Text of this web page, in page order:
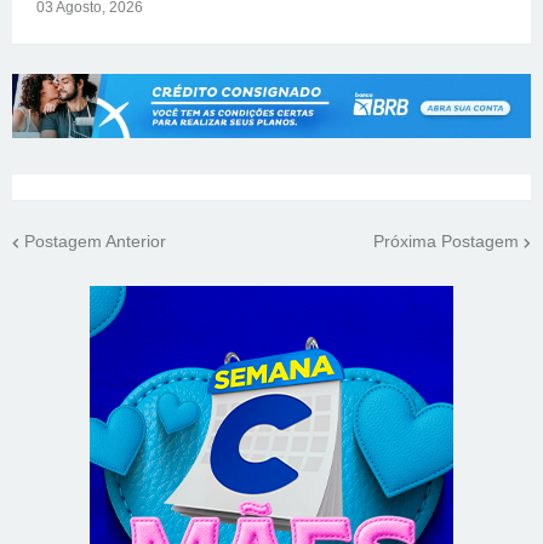
03 Agosto, 2026
Postagem Anterior Próxima Postagem